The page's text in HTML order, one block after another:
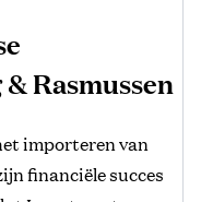
Rasmussen
importeren van
financiële succes